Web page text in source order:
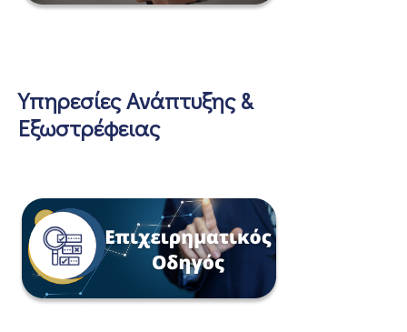
Υπηρεσίες Ανάπτυξης &
Εξωστρέφειας